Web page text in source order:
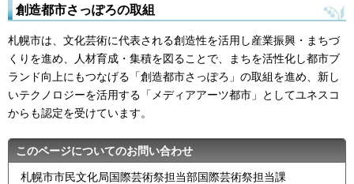
創造都市さっぽろの取組
札幌市は、文化芸術に代表される創造性を活用し産業振興・まちづ
くりを進め、人材育成・集積を図ることで、まちを活性化し都市ブ
ランド向上にもつなげる「創造都市さっぽろ」の取組を進め、新し
いテクノロジーを活用する「メディアアーツ都市」としてユネスコ
からも認定を受けています。
このページについてのお問い合わせ
札幌市市民文化局国際芸術祭担当部国際芸術祭担当課